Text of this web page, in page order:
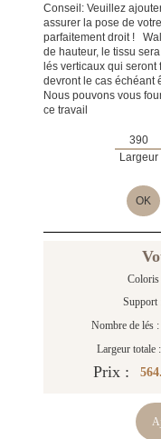
Conseil: Veuillez
assurer la pose de
parfaitement droit !
de hauteur, le tissu
lés verticaux qui seront
devront le cas échéant
Nous pouvons vous
ce travail
Largeur
OK
Support
Nombre de lés :
Largeur totale
Prix :